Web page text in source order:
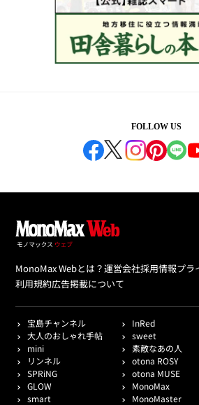
FOLLOW US
MonoMax Webとは？運営会社採用情報プラ
利用規約広告掲載について
宝島チャンネル
InRed
大人のおしゃれ手帖
sweet
mini
素敵なあの人
リンネル
otona ROSY
SPRiNG
otona MUSE
GLOW
MonoMax
smart
MonoMaster